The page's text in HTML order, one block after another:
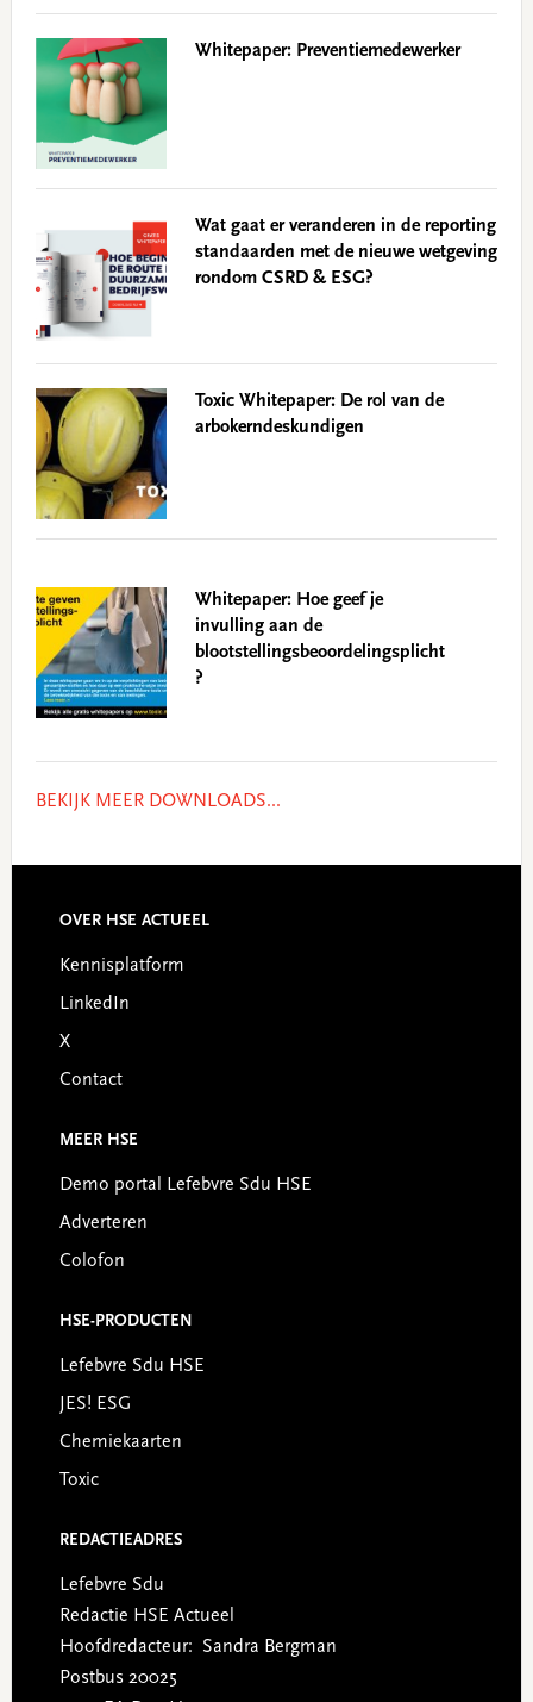
Whitepaper: Preventiemedewerker
Wat gaat er veranderen in de reporting
standaarden met de nieuwe wetgeving
rondom CSRD & ESG?
Toxic Whitepaper: De rol van de
arbokerndeskundigen
Whitepaper: Hoe geef je
invulling aan de
blootstellingsbeoordelingsplicht
?
BEKIJK MEER DOWNLOADS...
Footer
OVER HSE ACTUEEL
Kennisplatform
LinkedIn
X
Contact
MEER HSE
Demo portal Lefebvre Sdu HSE
Adverteren
Colofon
HSE-PRODUCTEN
Lefebvre Sdu HSE
JES! ESG
Chemiekaarten
Toxic
REDACTIEADRES
Lefebvre Sdu
Redactie HSE Actueel
Hoofdredacteur: Sandra Bergman
Postbus 20025